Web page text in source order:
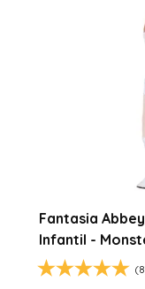
Saia Festa
Noivinha com
R$ 78,90
R$ 49 ,99
1 R$ 49,